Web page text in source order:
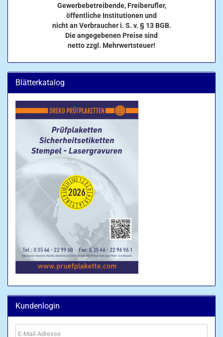
Gewerbebetreibende, Freiberufler,
öffentliche Institutionen und
nicht an Verbraucher i. S. v. § 13 BGB.
Die angegebenen Preise sind
netto zzgl. Mehrwertsteuer!
Blätterkatalog
Kundenlogin
E-